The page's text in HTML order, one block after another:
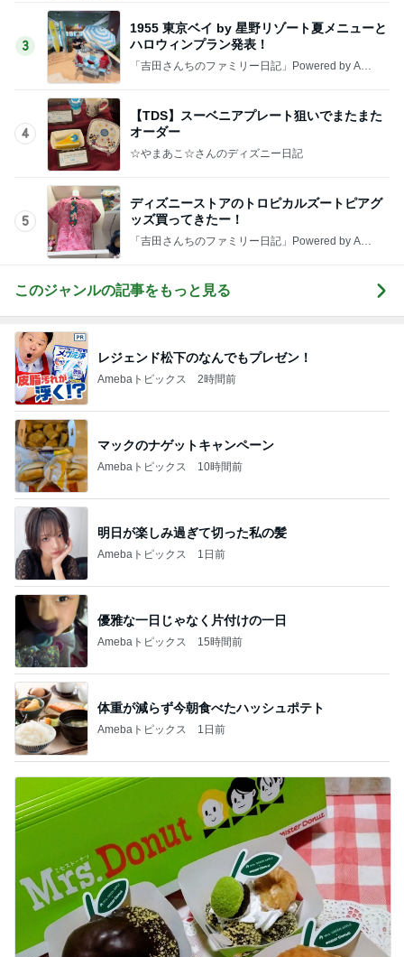
3
1955 東京ベイ by 星野リゾート夏メニューと
ハロウィンプラン発表！
「吉田さんちのファミリー日記」Powered by Ame
4
【TDS】スーベニアプレート狙いでまたまた
オーダー
☆やまあこ☆さんのディズニー日記
5
ディズニーストアのトロピカルズートピアグ
ッズ買ってきたー！
「吉田さんちのファミリー日記」Powered by Ame
このジャンルの記事をもっと見る
レジェンド松下のなんでもプレゼン！
Amebaトピックス 2時間前
マックのナゲットキャンペーン
Amebaトピックス 10時間前
明日が楽しみ過ぎて切った私の髪
Amebaトピックス 1日前
優雅な一日じゃなく片付けの一日
Amebaトピックス 15時間前
体重が減らず今朝食べたハッシュポテト
Amebaトピックス 1日前